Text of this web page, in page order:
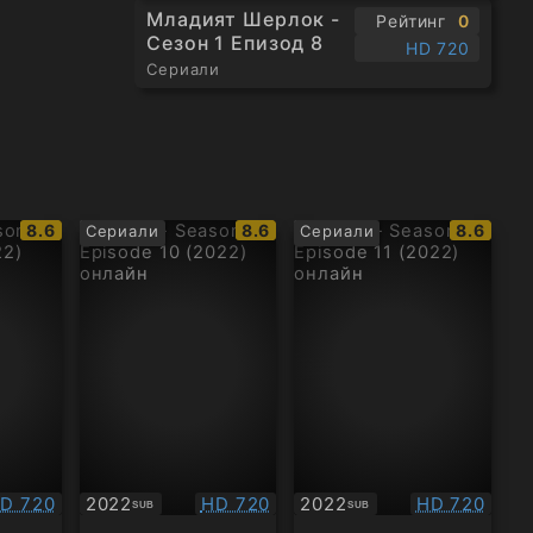
Младият Шерлок -
Сезон 1 Епизод 8
Сериали
Рейтинг
0
HD 720
IMDb
рейтинг:
8.6
720
Сериали
IMDb
рейтинг:
8.6
2022SUB
Субтитри Качество:
HD 720
Сериали
IMDb
8.6
2022SUB
Субтитри Качество:
HD 720